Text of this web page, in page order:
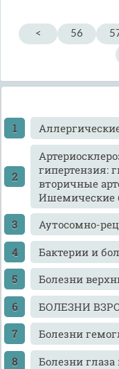
< 56
гипертензия:
вторичные
Ишемические
Аутосомно-
Бактерии и
Болезни
БОЛЕЗНИ
Болезни
Болезни